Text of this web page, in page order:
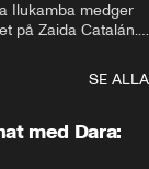
Ilukamba medger
på Zaida Catalán.
(MP) som
SE ALLA
med Dara: